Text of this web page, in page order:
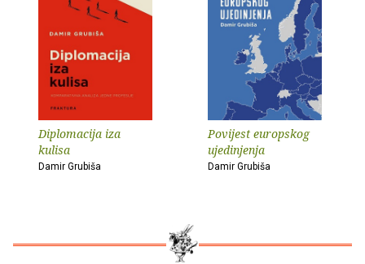
Diplomacija iza
kulisa
Damir Grubiša
Povijest europskog
ujedinjenja
Damir Grubiša